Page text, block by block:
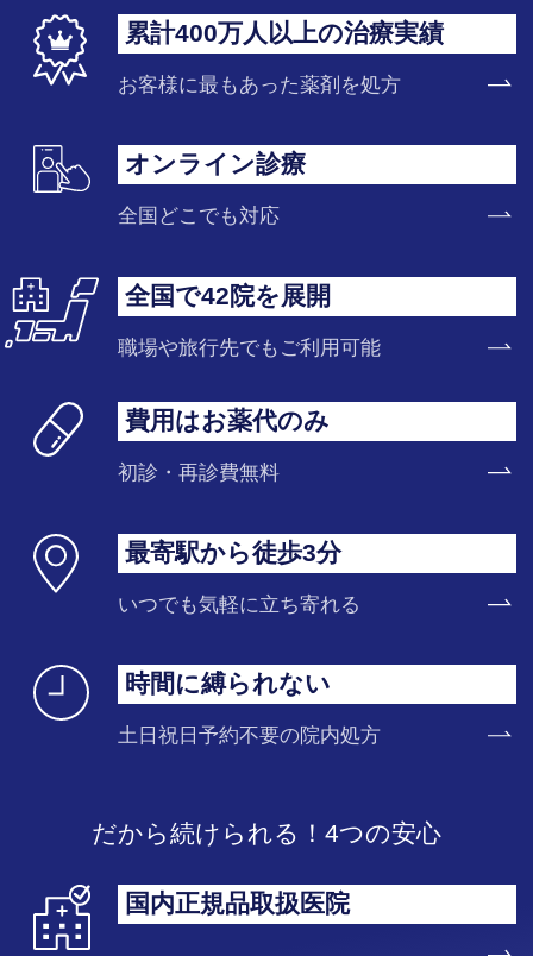
累計400万人以上の治療実績
お客様に最もあった薬剤を処方
オンライン診療
全国どこでも対応
全国で42院を展開
職場や旅行先でもご利用可能
費用はお薬代のみ
初診・再診費無料
最寄駅から徒歩3分
いつでも気軽に立ち寄れる
時間に縛られない
土日祝日予約不要の院内処方
だから続けられる！4つの安心
国内正規品取扱医院